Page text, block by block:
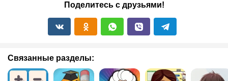
Поделитесь с друзьями!
Связанные разделы: